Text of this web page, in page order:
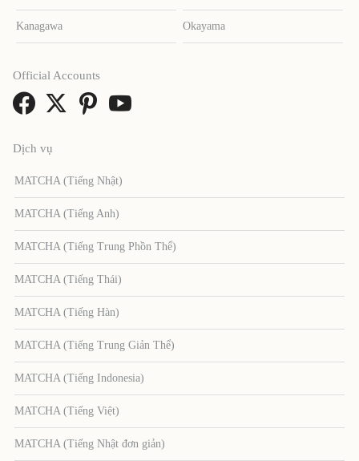
Kanagawa Okayama
Dịch vụ
MATCHA (Tiếng Nhật)
MATCHA (Tiếng Anh)
MATCHA (Tiếng Trung Phồn Thể)
MATCHA (Tiếng Thái)
MATCHA (Tiếng Hàn)
MATCHA (Tiếng Trung Giản Thể)
MATCHA (Tiếng Indonesia)
MATCHA (Tiếng Việt)
MATCHA (Tiếng Nhật đơn giản)
Official Accounts